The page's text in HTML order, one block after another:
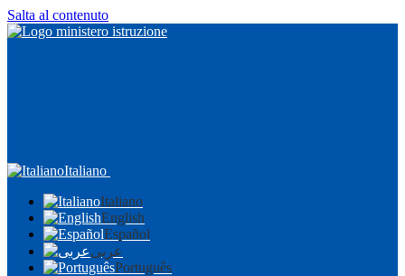
Salta al contenuto
Italiano
Italiano
English
Español
عربى
Português